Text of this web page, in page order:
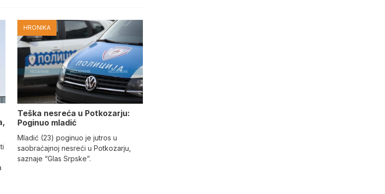
HRONIKA
Teška nesreća u Potkozarju:
Poginuo mladić
Mladić (23) poginuo je jutros u
saobraćajnoj nesreći u Potkozarju,
saznaje “Glas Srpske”.